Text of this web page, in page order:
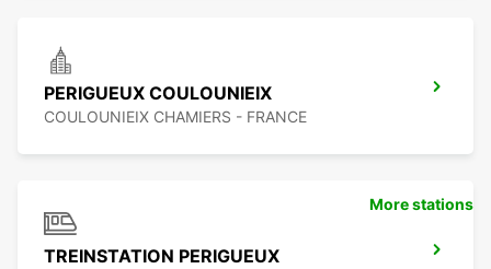
PERIGUEUX COULOUNIEIX
COULOUNIEIX CHAMIERS - FRANCE
TREINSTATION PERIGUEUX
More stations